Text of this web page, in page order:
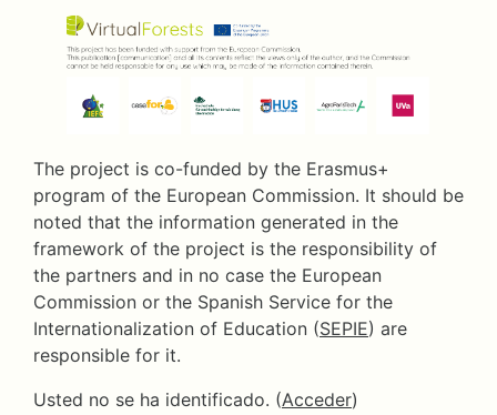
The project is co-funded by the Erasmus+
program of the European Commission. It should be
noted that the information generated in the
framework of the project is the responsibility of
the partners and in no case the European
Commission or the Spanish Service for the
Internationalization of Education (SEPIE) are
responsible for it.
Usted no se ha identificado. (Acceder)